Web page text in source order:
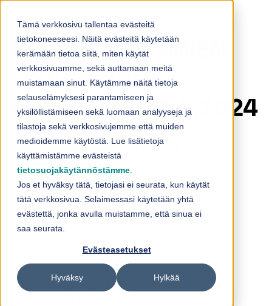
Tämä verkkosivu tallentaa evästeitä
tietokoneeseesi. Näitä evästeitä käytetään
kerämään tietoa siitä, miten käytät
verkkosivuamme, sekä auttamaan meitä
muistamaan sinut. Käytämme näitä tietoja
selauselämyksesi parantamiseen ja
yksilöllistämiseen sekä luomaan analyyseja ja
tilastoja sekä verkkosivujemme että muiden
medioidemme käytöstä. Lue lisätietoja
käyttämistämme evästeistä
tietosuojakäytännöstämme
Jos et hyväksy tätä, tietojasi ei seurata, kun käytät
tätä verkkosivua. Selaimessasi käytetään yhtä
evästettä, jonka avulla muistamme, että sinua ei
saa seurata.
Evästeasetukset
Hyväksy Hylkää
Loihde Oyj: OMIEN
OSAKKEIDEN
HANKINTA 22.8.2024
23.8.2024 08:30:01 EEST | Loihde Oyj |
Yhtiötiedote
Loihde Oyj: OMIEN OSAKKEIDEN HANKINTA
22.8.2024
Päivämäärä: 22.8.2024
Pörssikauppa: OSTO